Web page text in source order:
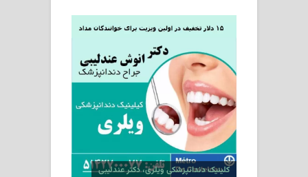
کلینیک دندانپزشکی ویلری، دکتر عندلیبی